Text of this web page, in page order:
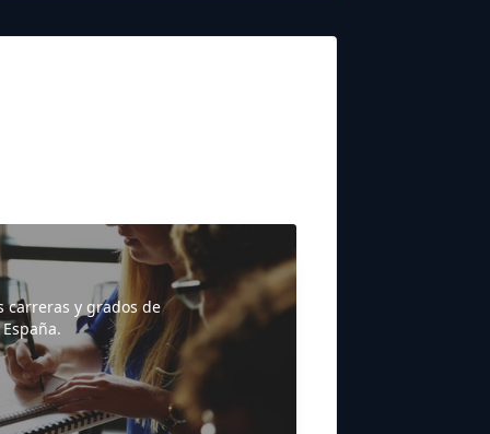
carreras y grados de